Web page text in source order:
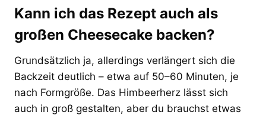
Kann ich das Rezept auch als
großen Cheesecake backen?
Grundsätzlich ja, allerdings verlängert sich die
Backzeit deutlich – etwa auf 50–60 Minuten, je
nach Formgröße. Das Himbeerherz lässt sich
auch in groß gestalten, aber du brauchst etwas